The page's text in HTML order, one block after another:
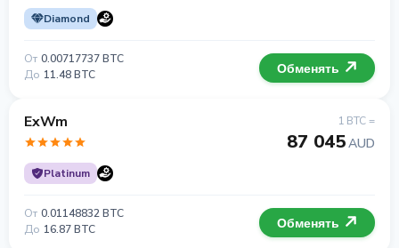
Diamond
От 0.00717737 BTC
До 11.48 BTC Обменять
ExWm
Platinum
1 BTC =
87 045AUD
От 0.01148832 BTC
До 16.87 BTC Обменять